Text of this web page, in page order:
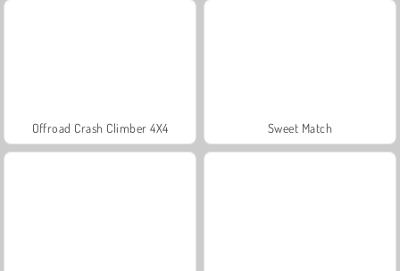
Offroad Crash Climber 4X4 Sweet Match